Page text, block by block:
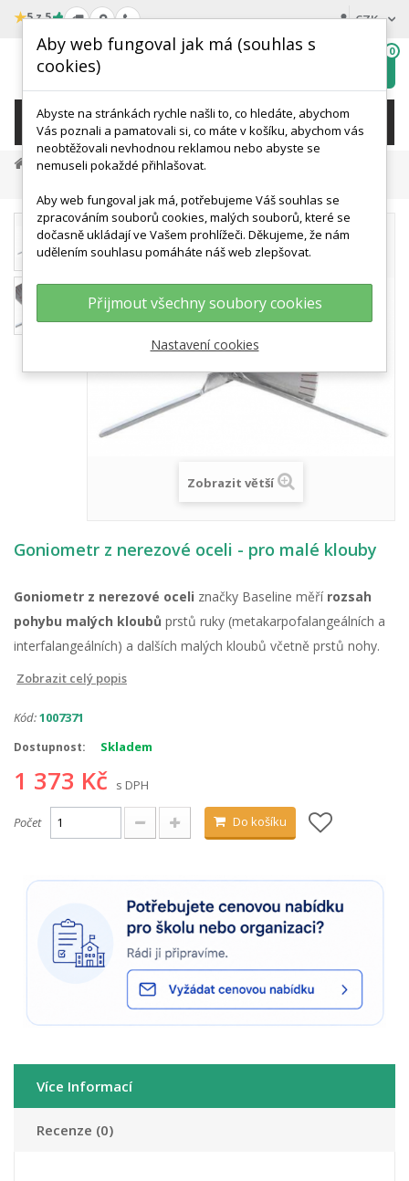
★5 z 5 CZK
wishlist
0
KATEGORIE
Měřící A Diagnostické Přístroje
Zobrazit větší
Goniometr z nerezové oceli - pro malé klouby
Goniometr z nerezové oceli značky Baseline měří rozsah
pohybu malých kloubů prstů ruky (metakarpofalangeálních a
interfalangeálních) a dalších malých kloubů včetně prstů nohy.
Zobrazit celý popis
Kód:1007371
Dostupnost: Skladem
1 373 Kč s DPH
Počet Do košíku
Více Informací
Recenze (0)
Aby web fungoval jak má (souhlas s
cookies)
Abyste na stránkách rychle našli to, co hledáte, abychom
Vás poznali a pamatovali si, co máte v košíku, abychom vás
neobtěžovali nevhodnou reklamou nebo abyste se
nemuseli pokaždé přihlašovat.
Aby web fungoval jak má, potřebujeme Váš souhlas se
zpracováním souborů cookies, malých souborů, které se
dočasně ukládají ve Vašem prohlížeči. Děkujeme, že nám
udělením souhlasu pomáháte náš web zlepšovat.
Přijmout všechny soubory cookies
Nastavení cookies